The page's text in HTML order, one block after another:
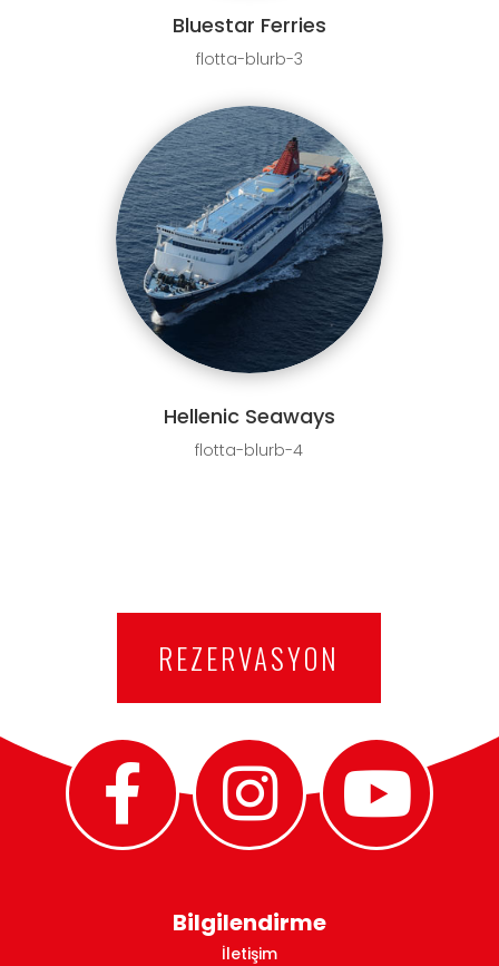
Bluestar Ferries
flotta-blurb-3
Hellenic Seaways
flotta-blurb-4
REZERVASYON
Bilgilendirme
İletişim